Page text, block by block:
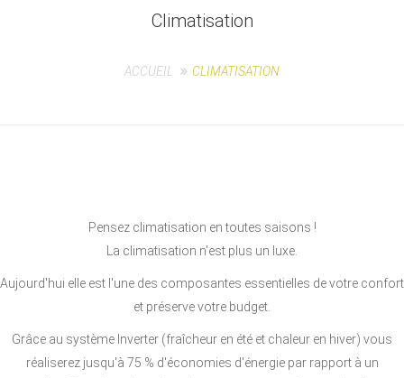
Climatisation
ACCUEIL CLIMATISATION
Pensez climatisation en toutes saisons !
La climatisation n'est plus un luxe.
Aujourd'hui elle est l'une des composantes essentielles de votre confort
et préserve votre budget.
Grâce au système Inverter (fraîcheur en été et chaleur en hiver) vous
réaliserez jusqu'à 75 % d'économies d'énergie par rapport à un